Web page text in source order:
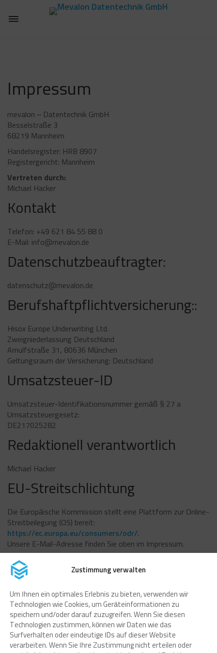
Zustimmung verwalten
Um Ihnen ein optimales Erlebnis zu bieten, verwenden wir
Technologien wie Cookies, um Geräteinformationen zu
speichern und/oder darauf zuzugreifen. Wenn Sie diesen
Technologien zustimmen, können wir Daten wie das
Surfverhalten oder eindeutige IDs auf dieser Website
verarbeiten. Wenn Sie Ihre Zustimmung nicht erteilen oder
Toggle
Impressum
mevalon – Datentechnik GmbH
Besselstraße 3
68219 Mannheim
Handelsregister: HRB 8907
Registergericht: Mannheim
Vertreten durch:
Michael Hacker
Kontakt
Telefon: +49 621 84 55 88 0
E-Mail: info@mevalon.de
Datenschutzbeauftragter:
datenschutz@mevalon.de
Berufshaftpflichtversicherung::
Hisox Europe Underwriting Ltd.
Zweigniederlassung Deutschland
Arnulfstraße 31, 80636 München
Geltungsraum der Versicherung: Deutschland
Umsatzsteuer-ID
Umsatzsteuer-Identifikationsnummer gemäß § 27 a
Umsatzsteuergesetz:
DE217025282
Redaktionell verantwortlich
Michael Hacker
EU-Streitschlichtung
Die Europäische Kommission stellt eine Plattform zur Online-
Streitbeilegung (OS) bereit:
https://ec.europa.eu/consumers/odr/.
Unsere E-Mail-Adresse finden Sie oben im Impressum.
Verbraucher­streit­
schlichtungs­stelle
Wir sind nicht bereit oder verpflichtet, an
Streitbeilegungsverfahren vor einer
Verbraucherschlichtungsstelle teilzunehmen.